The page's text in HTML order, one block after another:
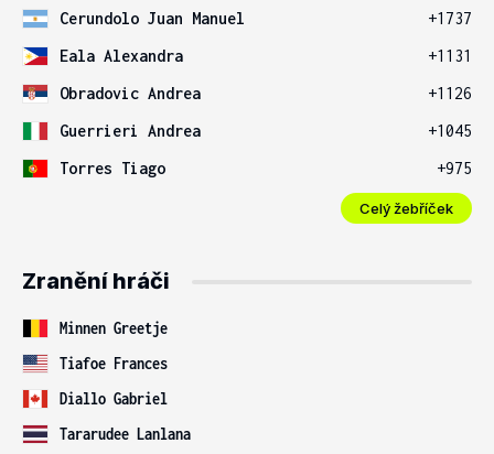
Cerundolo Juan Manuel
+1737
Eala Alexandra
+1131
Obradovic Andrea
+1126
Guerrieri Andrea
+1045
Torres Tiago
+975
Celý žebříček
Zranění hráči
Minnen Greetje
Tiafoe Frances
Diallo Gabriel
Tararudee Lanlana